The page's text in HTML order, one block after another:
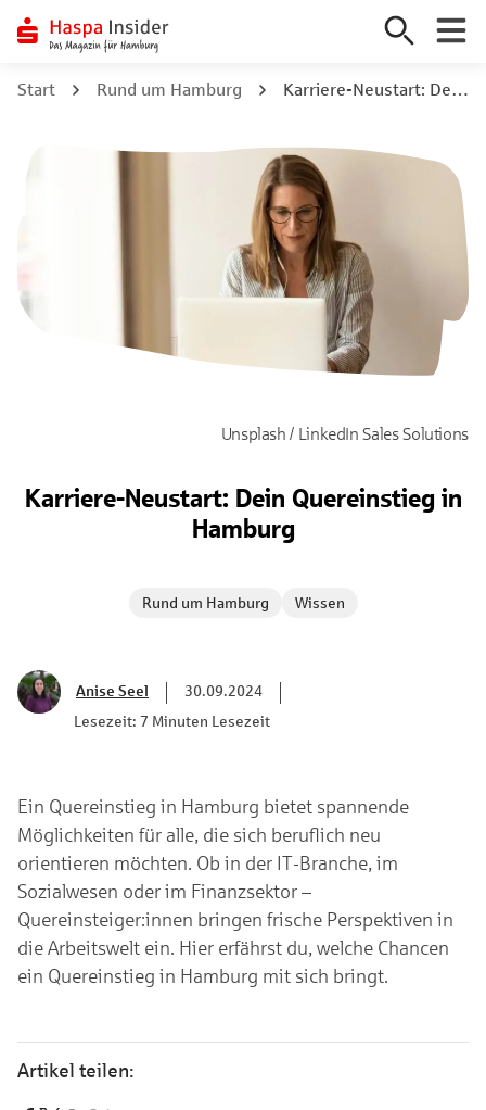
Inhalt
Start Rund um Hamburg Karriere-Neustart: Dein Quereinstieg in Hamburg
Unsplash / LinkedIn Sales Solutions
Karriere-Neustart: Dein Quereinstieg in
Hamburg
Rund um Hamburg Wissen
Anise Seel
30.09.2024
Lesezeit: 7 Minuten Lesezeit
Ein Quereinstieg in Hamburg bietet spannende
Möglichkeiten für alle, die sich beruflich neu
orientieren möchten. Ob in der IT-Branche, im
Sozialwesen oder im Finanzsektor –
Quereinsteiger:innen bringen frische Perspektiven in
die Arbeitswelt ein. Hier erfährst du, welche Chancen
ein Quereinstieg in Hamburg mit sich bringt.